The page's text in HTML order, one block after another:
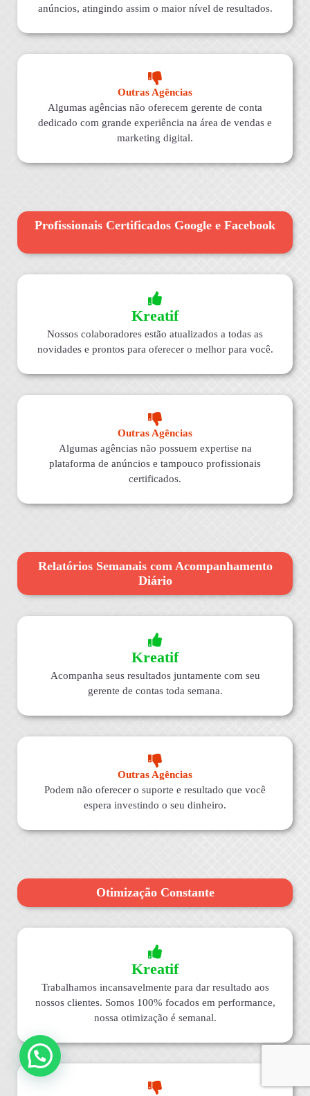
anúncios, atingindo assim o maior nível de resultados.
Outras Agências
Algumas agências não oferecem gerente de conta
dedicado com grande experiência na área de vendas e
marketing digital.
Profissionais Certificados Google e Facebook
Kreatif
Nossos colaboradores estão atualizados a todas as
novidades e prontos para oferecer o melhor para você.
Outras Agências
Algumas agências não possuem expertise na
plataforma de anúncios e tampouco profissionais
certificados.
Relatórios Semanais com Acompanhamento
Diário
Kreatif
Acompanha seus resultados juntamente com seu
gerente de contas toda semana.
Outras Agências
Podem não oferecer o suporte e resultado que você
espera investindo o seu dinheiro.
Otimização Constante
Kreatif
Trabalhamos incansavelmente para dar resultado aos
nossos clientes. Somos 100% focados em performance,
nossa otimização é semanal.